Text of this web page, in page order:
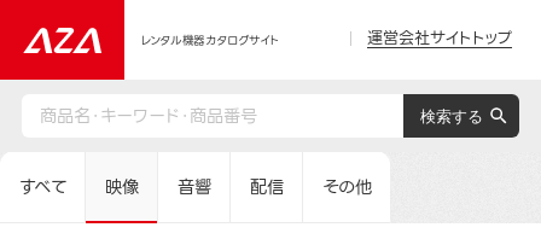
レンタル機器カタログサイト 運営会社サイトトップ
すべて 映像 音響 配信 その他